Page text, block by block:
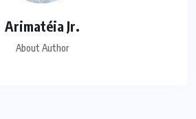
Arimatéia Jr.
About Author